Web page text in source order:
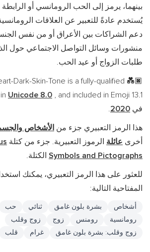
بينهما، يرمز إلى الحب الرومانسي أو الرابطة
يُستخدم عادةً للتعبير عن العلاقات
دعم الشراكات بين الأعراق أو من نفس
منشورات وسائل التواصل الاجتماعي حول
طلبات الزواج أو عيد الحب.
💑🏿
Dark-Skin-Tone is a fully-qualified
Unicode 8.0 , and included in Emoji 13.1
في 2020
.
هذا الرمز التعبيري جزء من الأشخاص
أخرى عائلة الرموز التعبيرية. جزء من كتلة
Symbols and Pictographs الكتلة.
للعثور على هذا الرمز التعبيري، يمكنك
المفتاحية التالية:
أشخاص بشرة بلون غامق ثنائي حب
رومانسية
رومنس زوج
زوج وقلب
زوج وقلب: بشرة بلون غامق
غرام قلب